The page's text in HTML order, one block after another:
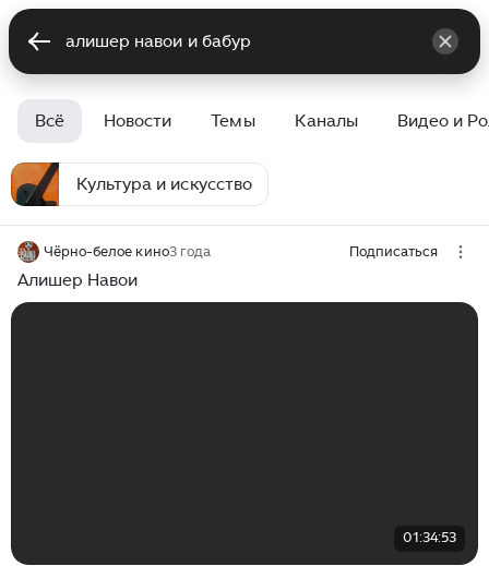
Всё Новости Темы Каналы Видео и
Культура и искусство
Чёрно-белое кино3 года Подписаться
Алишер Навои
01:34:53